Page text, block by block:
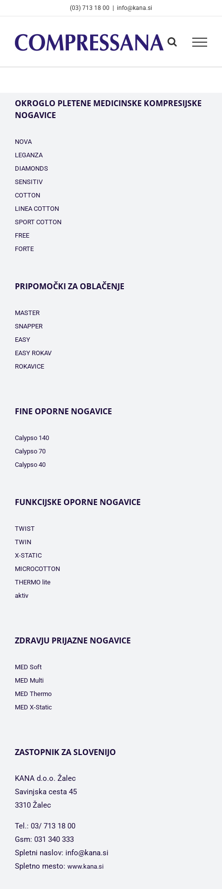
to
content
(03) 713 18 00 info@kana.si
OKROGLO PLETENE MEDICINSKE KOMPRESIJSKE
NOGAVICE
NOVA
LEGANZA
DIAMONDS
SENSITIV
COTTON
LINEA COTTON
SPORT COTTON
FREE
FORTE
PRIPOMOČKI ZA OBLAČENJE
MASTER
SNAPPER
EASY
EASY ROKAV
ROKAVICE
FINE OPORNE NOGAVICE
Calypso 140
Calypso 70
Calypso 40
FUNKCIJSKE OPORNE NOGAVICE
TWIST
TWIN
X-STATIC
MICROCOTTON
THERMO lite
aktiv
ZDRAVJU PRIJAZNE NOGAVICE
MED Soft
MED Multi
MED Thermo
MED X-Static
ZASTOPNIK ZA SLOVENIJO
KANA d.o.o. Žalec
Savinjska cesta 45
3310 Žalec
Tel.: 03/ 713 18 00
Gsm: 031 340 333
Spletni naslov: info@kana.si
Spletno mesto: www.kana.si